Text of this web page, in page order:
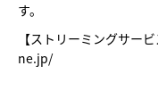
す。
【ストリーミングサー
ne.jp/